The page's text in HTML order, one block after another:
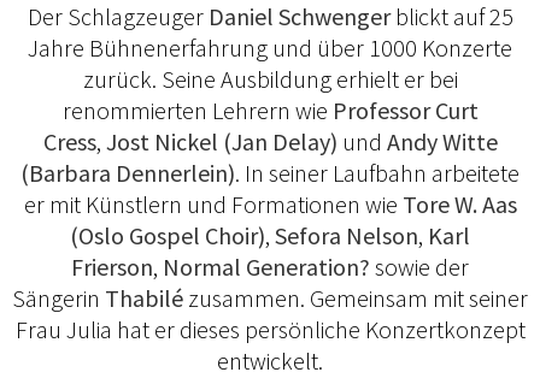
Der Schlagzeuger Daniel Schwengerblickt auf 25
Jahre Bühnenerfahrung und über 1000 Konzerte
zurück. Seine Ausbildung erhielt er bei
renommierten Lehrern wie Professor Curt
Cress, Jost Nickel (Jan Delay) und Andy Witte
(Barbara Dennerlein). In seiner Laufbahn arbeitete
er mit Künstlern und Formationen wie Tore W. Aas
(Oslo Gospel Choir), Sefora Nelson, Karl
Frierson, Normal Generation? sowie der
Sängerin Thabilé zusammen. Gemeinsam mit seiner
Frau Julia hat er dieses persönliche Konzertkonzept
entwickelt.